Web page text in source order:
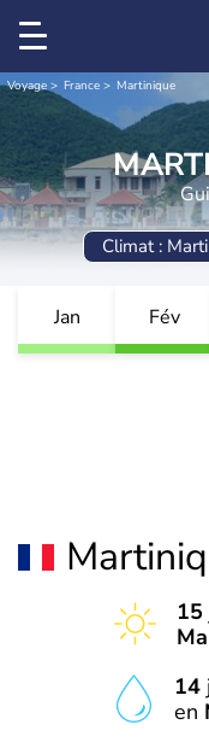
Voyage France Martinique
Climat :
Jan Fév
15
14
en